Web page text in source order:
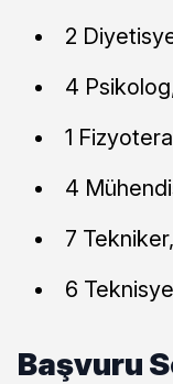
2
4
1
4
7 Tekniker,
6
Başvuru